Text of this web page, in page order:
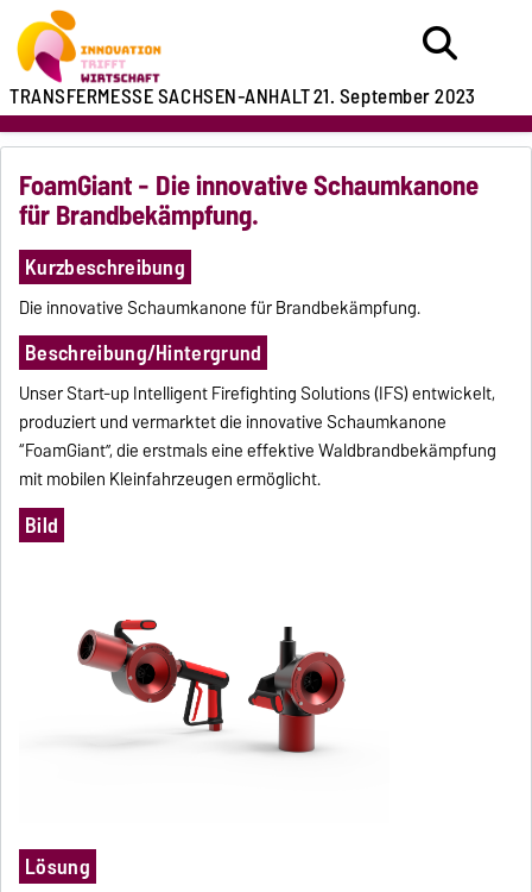
TRANSFERMESSE SACHSEN-ANHALT21. September 2023
FoamGiant - Die innovative Schaumkanone
für Brandbekämpfung.
Kurzbeschreibung
Die innovative Schaumkanone für Brandbekämpfung.
Beschreibung/Hintergrund
Unser Start-up Intelligent Firefighting Solutions (IFS) entwickelt,
produziert und vermarktet die innovative Schaumkanone
“FoamGiant”, die erstmals eine effektive Waldbrandbekämpfung
mit mobilen Kleinfahrzeugen ermöglicht.
Bild
Lösung